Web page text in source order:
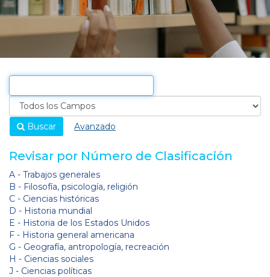
Buscar Avanzado
Revisar por Número de Clasificación
A - Trabajos generales
B - Filosofía, psicología, religión
C - Ciencias históricas
D - Historia mundial
E - Historia de los Estados Unidos
F - Historia general americana
G - Geografía, antropología, recreación
H - Ciencias sociales
J - Ciencias políticas